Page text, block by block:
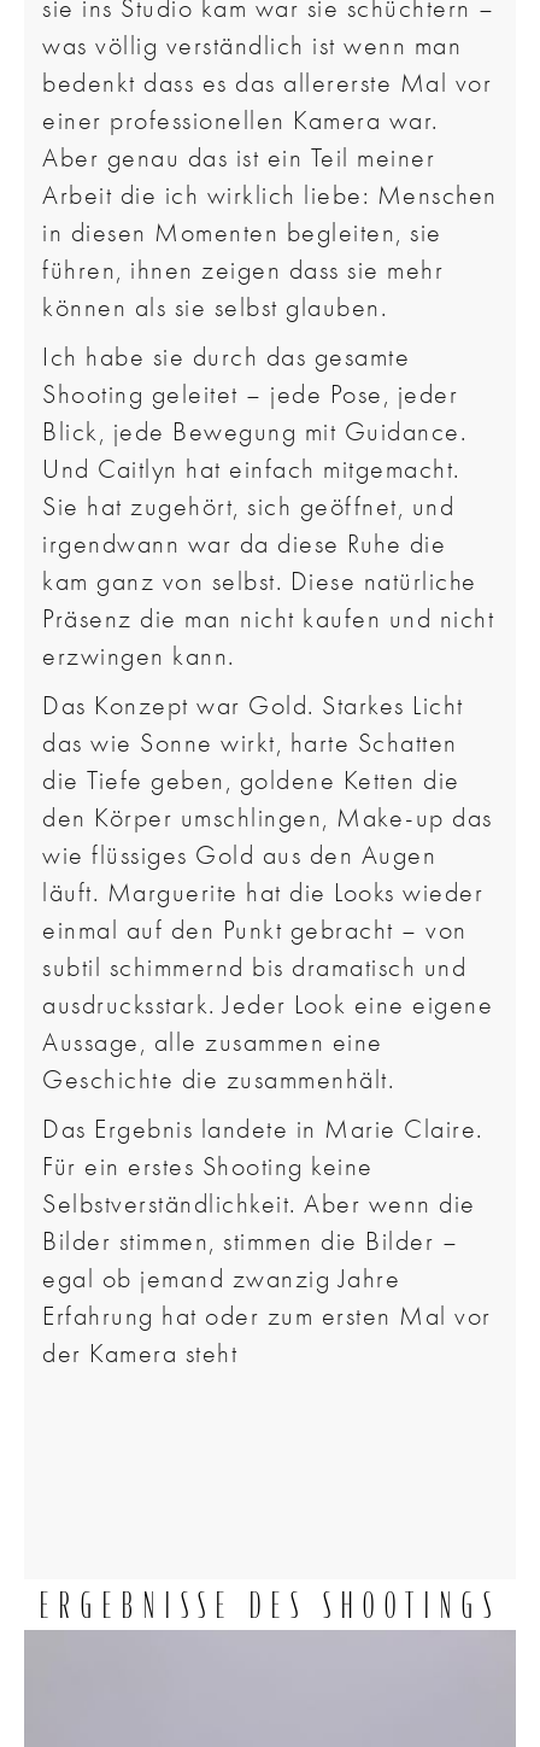
sie ins Studio kam war sie schüchtern –
was völlig verständlich ist wenn man
bedenkt dass es das allererste Mal vor
einer professionellen Kamera war.
Aber genau das ist ein Teil meiner
Arbeit die ich wirklich liebe: Menschen
in diesen Momenten begleiten, sie
führen, ihnen zeigen dass sie mehr
können als sie selbst glauben.
Ich habe sie durch das gesamte
Shooting geleitet – jede Pose, jeder
Blick, jede Bewegung mit Guidance.
Und Caitlyn hat einfach mitgemacht.
Sie hat zugehört, sich geöffnet, und
irgendwann war da diese Ruhe die
kam ganz von selbst. Diese natürliche
Präsenz die man nicht kaufen und nicht
erzwingen kann.
Das Konzept war Gold. Starkes Licht
das wie Sonne wirkt, harte Schatten
die Tiefe geben, goldene Ketten die
den Körper umschlingen, Make-up das
wie flüssiges Gold aus den Augen
läuft. Marguerite hat die Looks wieder
einmal auf den Punkt gebracht – von
subtil schimmernd bis dramatisch und
ausdrucksstark. Jeder Look eine eigene
Aussage, alle zusammen eine
Geschichte die zusammenhält.
Das Ergebnis landete in Marie Claire.
Für ein erstes Shooting keine
Selbstverständlichkeit. Aber wenn die
Bilder stimmen, stimmen die Bilder –
egal ob jemand zwanzig Jahre
Erfahrung hat oder zum ersten Mal vor
der Kamera steht
ERGEBNISSE DES SHOOTINGS